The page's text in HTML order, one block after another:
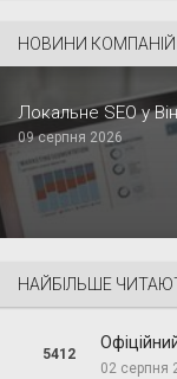
НОВИНИ КОМПАНІЙ
Локальне SEO у
09 серпня 2026
НАЙБІЛЬШЕ
5412
02 серпня